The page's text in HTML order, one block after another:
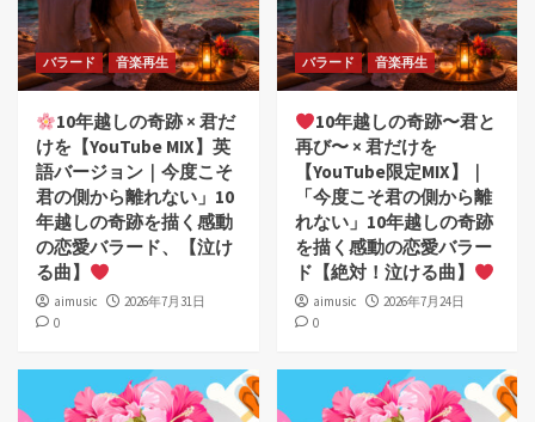
バラード 音楽再生
10年越しの奇跡 × 君だ
けを【YouTube MIX】英
語バージョン｜今度こそ
君の側から離れない」10
年越しの奇跡を描く感動
の恋愛バラード、【泣け
る曲】
aimusic
2026年7月31日
0
バラード 音楽再生
10年越しの奇跡〜君と
再び〜 × 君だけを
【YouTube限定MIX】｜
「今度こそ君の側から離
れない」10年越しの奇跡
を描く感動の恋愛バラー
ド【絶対！泣ける曲】
aimusic
2026年7月24日
0